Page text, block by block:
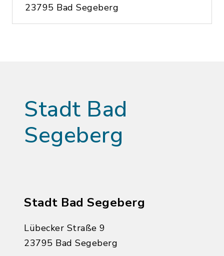
23795 Bad Segeberg
Stadt Bad
Segeberg
Stadt Bad Segeberg
Lübecker Straße 9
23795 Bad Segeberg